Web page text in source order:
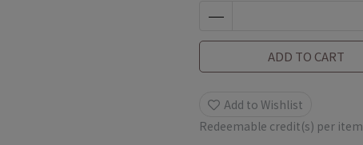
ADD TO CART
Add to Wishlist
Redeemable credit(s) per item